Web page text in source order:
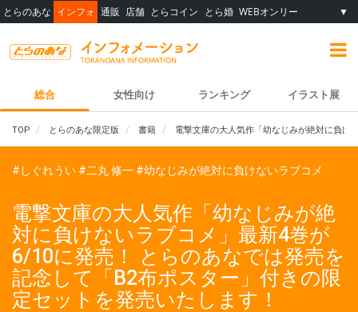
とらのあな インフォ 通販 店舗 とらコイン とら婚 WEBオンリー ▼
総合 女性向け ランキング イラスト展
TOP とらのあな限定版 書籍 電撃文庫の大人気作「幼なじみが絶対に負け
#しぐれうい #二丸 修一 #幼なじみが絶対に負けないラブコメ
電撃文庫の大人気作「幼なじみが絶
対に負けないラブコメ」最新4巻が
6/10に発売！ とらのあなでは発売を
記念して「B2布ポスター」付きの限
定セットを発売いたします！